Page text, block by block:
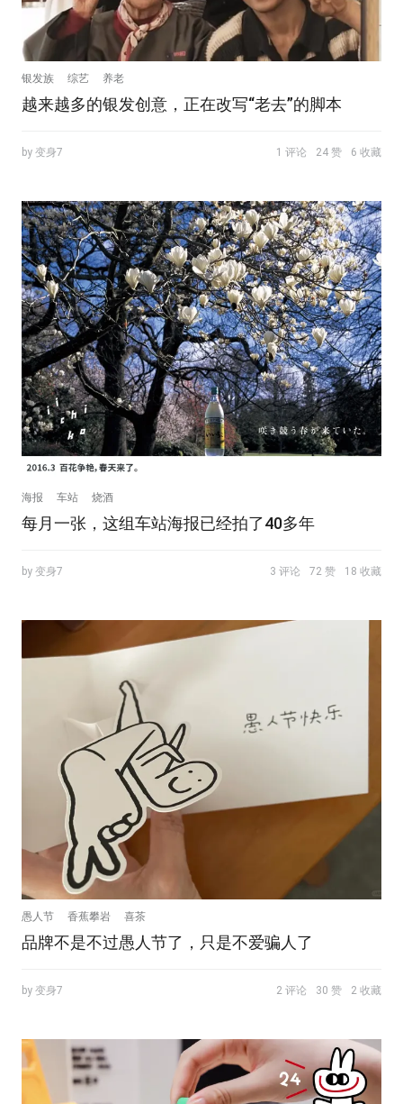
银发族 综艺 养老
越来越多的银发创意，正在改写“老去”的脚本
by 变身7 1 评论 24 赞 6 收藏
海报 车站 烧酒
每月一张，这组车站海报已经拍了40多年
by 变身7 3 评论 72 赞 18 收藏
愚人节 香蕉攀岩 喜茶
品牌不是不过愚人节了，只是不爱骗人了
by 变身7 2 评论 30 赞 2 收藏